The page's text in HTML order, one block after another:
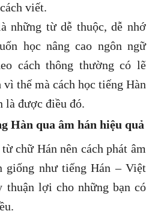
viết.
những từ dễ thuộc, dễ nhớ
học nâng cao ngôn ngữ
cách thông thường có lẽ
thế mà cách học tiếng Hàn
là được điều đó.
Hàn qua âm hán hiệu quả
chữ Hán nên cách phát âm
giống như tiếng Hán – Việt
thuận lợi cho những bạn có